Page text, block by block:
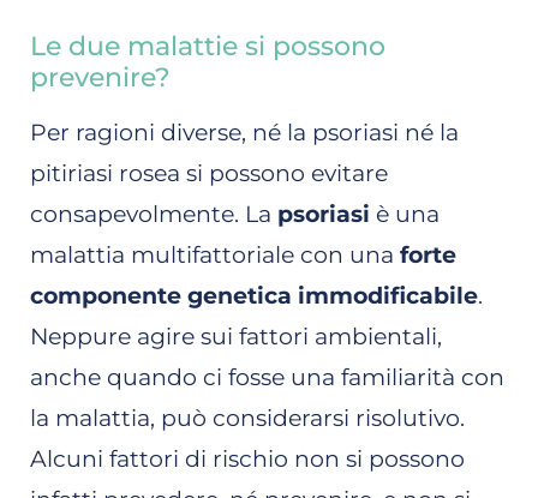
Le due malattie si possono
prevenire?
Per ragioni diverse, né la psoriasi né la
pitiriasi rosea si possono evitare
consapevolmente. La psoriasi è una
malattia multifattoriale con una forte
componente genetica immodificabile.
Neppure agire sui fattori ambientali,
anche quando ci fosse una familiarità con
la malattia, può considerarsi risolutivo.
Alcuni fattori di rischio non si possono